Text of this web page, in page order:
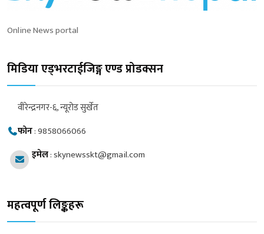
Online News portal
मिडिया एड्भरटाईजिङ्ग एण्ड प्रोडक्सन
वीरेन्द्रनगर-६, न्यूरोड सुर्खेत
फोन:9858066066
इमेल:skynewsskt@gmail.com
महत्वपूर्ण लिङ्कहरू